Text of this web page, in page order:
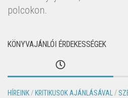
polcokon.
KÖNYVAJÁNLÓI ÉRDEKESSÉGEK
HÍREINK/ KRITIKUSOK AJÁNLÁSÁVAL/